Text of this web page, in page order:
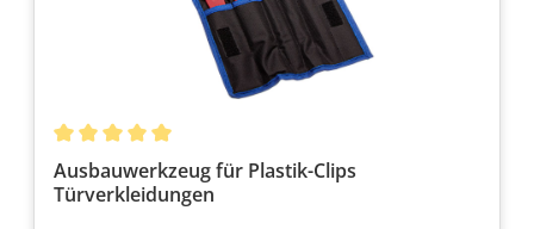
Ausbauwerkzeug für Plastik-Clips
Türverkleidungen